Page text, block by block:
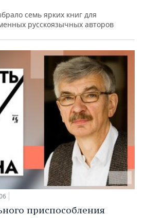
семь ярких книг для
русскоязычных авторов
приспособления